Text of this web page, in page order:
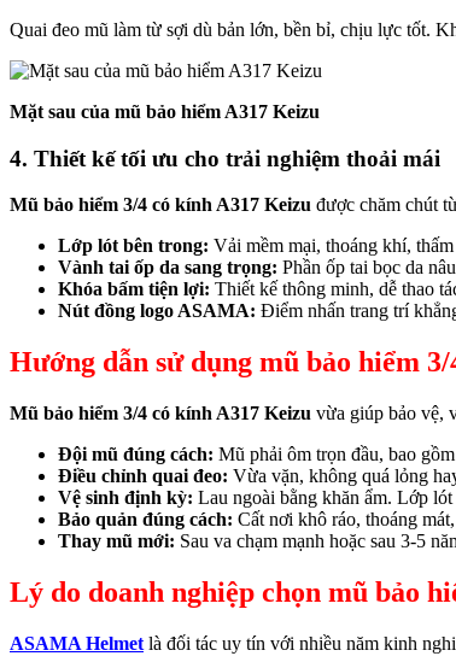
Quai đeo mũ làm từ sợi dù bản lớn, bền bỉ, chịu lực tốt.
Mặt sau của mũ bảo hiểm A317 Keizu
4. Thiết kế tối ưu cho trải nghiệm thoải mái
Mũ bảo hiểm 3/4 có kính A317 Keizu được chăm chút
Lớp lót bên trong: Vải mềm mại, thoáng khí,
Vành tai ốp da sang trọng: Phần ốp tai bọc da
Khóa bấm tiện lợi: Thiết kế thông minh, dễ thao
Nút đồng logo ASAMA: Điểm nhấn trang trí
Hướng dẫn sử dụng mũ bảo hiểm
Mũ bảo hiểm 3/4 có kính A317 Keizu vừa giúp bảo vệ,
Đội mũ đúng cách: Mũ phải ôm trọn đầu, bao
Điều chỉnh quai đeo: Vừa vặn, không quá lỏng
Vệ sinh định kỳ: Lau ngoài bằng khăn ẩm. Lớp
Bảo quản đúng cách: Cất nơi khô ráo, thoáng
Thay mũ mới: Sau va chạm mạnh hoặc sau 3-5
Lý do doanh nghiệp chọn mũ bảo
ASAMA Helmet là đối tác uy tín với nhiều năm kinh